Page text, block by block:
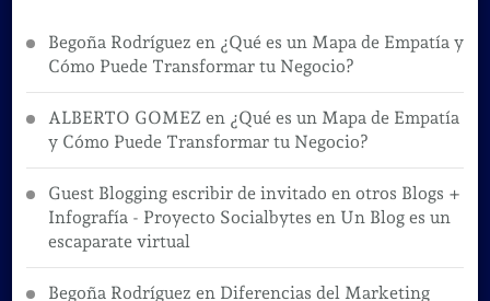
Begoña Rodríguez en ¿Qué es un Mapa de Empatía y
Cómo Puede Transformar tu Negocio?
ALBERTO GOMEZ en ¿Qué es un Mapa de Empatía
y Cómo Puede Transformar tu Negocio?
Guest Blogging escribir de invitado en otros Blogs +
Infografía - Proyecto Socialbytes en Un Blog es un
escaparate virtual
Begoña Rodríguez en Diferencias del Marketing